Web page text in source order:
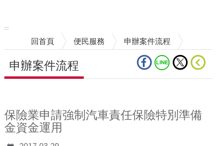
:::
回首頁 便民服務 申辦案件流程
申辦案件流程
保險業申請強制汽車責任保險特別準備
金資金運用